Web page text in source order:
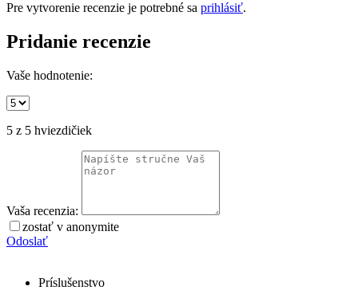
Pre vytvorenie recenzie je potrebné sa prihlásiť.
Pridanie recenzie
Vaše hodnotenie:
5 z 5 hviezdičiek
Vaša recenzia:
zostať v anonymite
Odoslať
Príslušenstvo